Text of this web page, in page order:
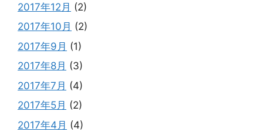
2017年12月 (2)
2017年10月 (2)
2017年9月 (1)
2017年8月 (3)
2017年7月 (4)
2017年5月 (2)
2017年4月 (4)